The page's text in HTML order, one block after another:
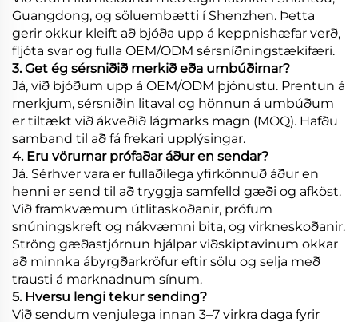
Guangdong, og söluembætti í Shenzhen. Þetta
gerir okkur kleift að bjóða upp á keppnishæfar verð,
fljóta svar og fulla OEM/ODM sérsníðningstækifæri.
3. Get ég sérsniðið merkið eða umbúðirnar?
Já, við bjóðum upp á OEM/ODM þjónustu. Prentun á
merkjum, sérsniðin litaval og hönnun á umbúðum
er tiltækt við ákveðið lágmarks magn (MOQ). Hafðu
samband til að fá frekari upplýsingar.
4. Eru vörurnar prófaðar áður en sendar?
Já. Sérhver vara er fullaðilega yfirkönnuð áður en
henni er send til að tryggja samfelld gæði og afköst.
Við framkvæmum útlitaskoðanir, prófum
snúningskreft og nákvæmni bita, og virkneskoðanir.
Ströng gæðastjórnun hjálpar viðskiptavinum okkar
að minnka ábyrgðarkröfur eftir sölu og selja með
trausti á marknadnum sínum.
5. Hversu lengi tekur sending?
Við sendum venjulega innan 3–7 virkra daga fyrir